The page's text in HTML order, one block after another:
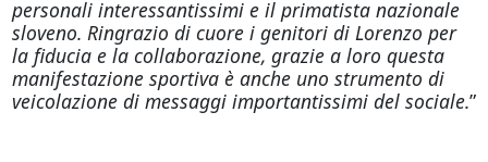
personali interessantissimi e il primatista nazionale
sloveno. Ringrazio di cuore i genitori di Lorenzo per
la fiducia e la collaborazione, grazie a loro questa
manifestazione sportiva è anche uno strumento di
veicolazione di messaggi importantissimi del sociale.”